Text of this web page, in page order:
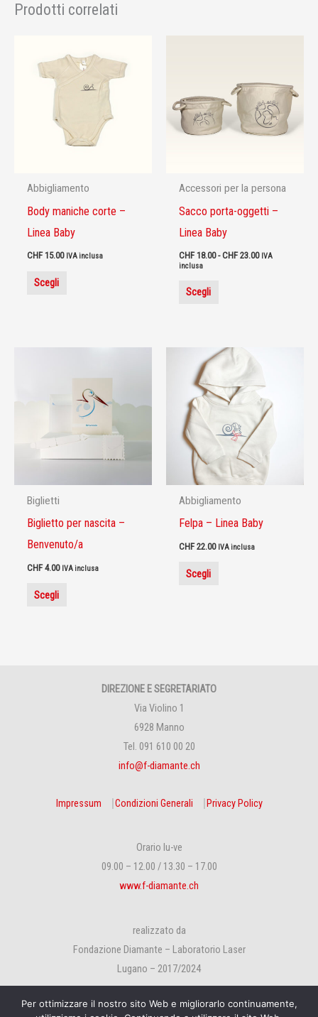
Prodotti correlati
Abbigliamento
Body maniche corte –
Linea Baby
CHF15.00 IVA inclusa
Scegli
prodotto
ha
Le
scelte
nella
pagina
Accessori per la persona
Sacco porta-oggetti –
Linea Baby
CHF18.00 - CHF23.00
CHF 18.00
a
CHF 23.00
IVA
inclusa
Scegli
più
varianti.
essere
scelte
nella
pagina
Biglietti
Biglietto per nascita –
Benvenuto/a
CHF4.00 IVA inclusa
Scegli
prodotto
più
varianti.
scelte
nella
pagina
Abbigliamento
Felpa – Linea Baby
CHF22.00 IVA inclusa
Scegli
Questo
prodotto
ha
varianti.
opzioni
scelte
nella
DIREZIONE E SEGRETARIATO
Via Violino 1
6928 Manno
Tel. 091 610 00 20
info@f-diamante.ch
Impressum Condizioni Generali Privacy Policy
Orario lu-ve
09.00 – 12.00 / 13.30 – 17.00
www.f-diamante.ch
realizzato da
Fondazione Diamante – Laboratorio Laser
Lugano – 2017/2024
Per ottimizzare il nostro sito Web e migliorarlo continuamente,